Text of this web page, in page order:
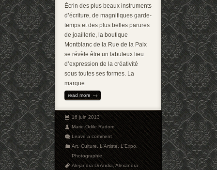
Écrin des plus beaux instruments
d’écriture, de magnifiques garde-
temps et des plus belles parures
de joaillerie, la boutique
Montblanc de la Rue de la Paix
se révèle être un fabuleux lieu
d’expression de la créativité
sous toutes ses formes. La
marque
read more
16 juin 2013
Marie-Odile Radom
Leave a comment
Art,Culture,L'Artiste,L'Expo,
Photographie
Alejandra Di Andia,Alexandra